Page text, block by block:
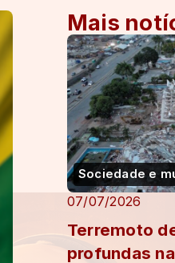
Mais
Sociedade e
07/07/2026
Terremoto
profundas